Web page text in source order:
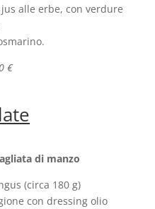
alle erbe, con verdure
€
di manzo
(circa 180 g)
con dressing olio